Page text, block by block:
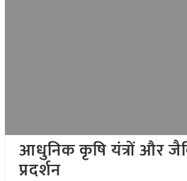
आधुनिक कृषि यंत्रों और
प्रदर्शन